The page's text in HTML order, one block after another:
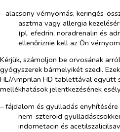
– alacsony vérnyomás, keringés-
asztma vagy allergia
(pl. efedrin, noradrenalin és
ellenőriznie kell az Ön
Kérjük, számoljon be orvosának
gyógyszerek bármelyikét szedi.
HL/Amprilan HD tablettával együtt
mellékhatások jelentkezésének
– fájdalom és gyulladás
nem-szteroid
indometacin és